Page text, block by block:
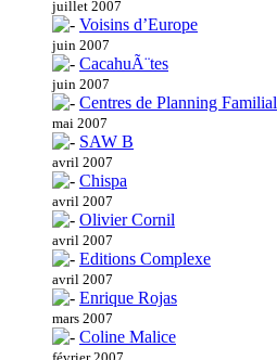
juillet 2007
Voisins d’Europe
juin 2007
CacahuÃ¨tes
juin 2007
Centres de Planning Familial
mai 2007
SAW B
avril 2007
Chispa
avril 2007
Olivier Cornil
avril 2007
Editions Complexe
avril 2007
Enrique Rojas
mars 2007
Coline Malice